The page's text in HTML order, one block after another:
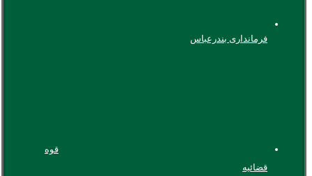
فرمانداری بندرعباس
قوه
قضائیه